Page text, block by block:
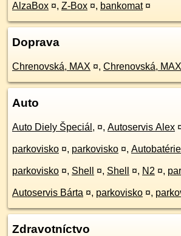
AlzaBox ¤, Z-Box ¤, bankomat ¤
Doprava
Chrenovská, MAX ¤, Chrenovská, MAX
Auto
Auto Diely Špeciál, ¤, Autoservis Alex
parkovisko ¤, parkovisko ¤,
parkovisko ¤, Shell ¤, Shell ¤, N2 ¤,
Autoservis Bárta ¤, parkovisko ¤,
Zdravotníctvo